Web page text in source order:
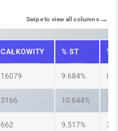
Swipe to view all columns
CAŁKOWITY % ST %
16079 9.684%
3166 10.644%
662 9.517%